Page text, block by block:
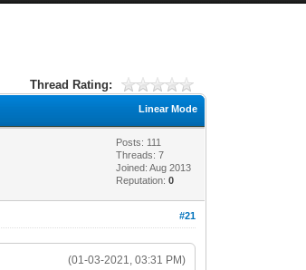
Thread Rating:
Linear Mode
Posts: 111
Threads: 7
Joined: Aug 2013
Reputation:0
#21
(01-03-2021, 03:31 PM)